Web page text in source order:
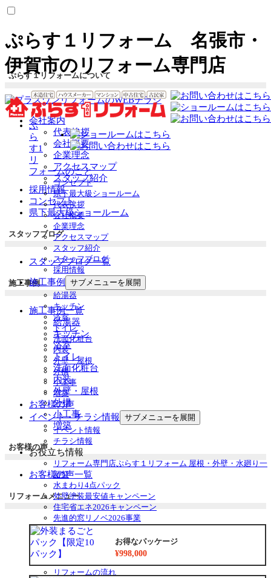
ぷらす１リフォーム 名張市・
伊賀市のリフォーム専門店
ぷ
ら
す1
リ
フォームのこと
コンセプト
県下最大級ショールーム
代表挨拶
会社概要
企業理念
アクセスマップ
スタッフ紹介
スタッフブログ
採用情報
施工事例
サブメニューを展開
給湯器
キッチン
浴室
トイレ
洗面化粧台
内装
外壁・屋根
外構
小工事
増築
お客様の声
イベント・チラシ情報 サブメニューを展開
イベント情報
チラシ情報
お役立ち情報
リフォーム専門店ぷらす１リフォーム 屋根・外壁・水廻り一
新祭
水まわり4点パック
外壁塗装最安値キャンペーン
住宅省エネ2026キャンペーン
先進的窓リノベ2026事業
みらいエコ住宅2026事業
給湯省エネ2026事業
安心保証
リフォームの流れ
ぷらす１リフォームについて
会社案内
代表挨拶
会社概要
企業理念
アクセスマップ
スタッフ紹介
採用情報
コンセプト
県下最大級ショールーム
スタッフブログ
スタッフブログ一覧
施工事例
施工事例一覧
給湯器
キッチン
浴室
トイレ
洗面化粧台
内装
外壁・屋根
外構
小工事
増築
お客様の声
お客様の声一覧
リフォームメニュー
お得なパッケージ
¥998,000